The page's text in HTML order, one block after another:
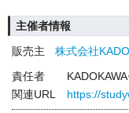
主催者情報
販売主
株式会社
責任者
関連URL
https://